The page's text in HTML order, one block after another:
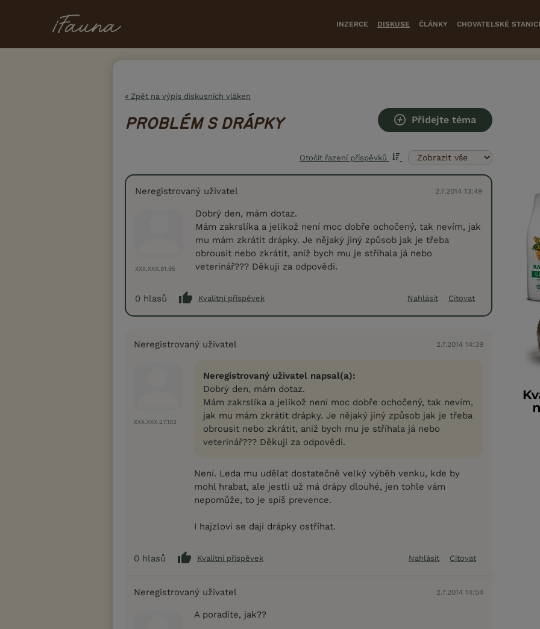
INZERCE DISKUSE ČLÁNKY CHOVATELSKÉ
« Zpět na výpis diskusních vláken
PROBLÉM S DRÁPKY Přidejte téma
Otočit řazení příspěvků
Neregistrovaný uživatel 2.7.2014 13:49
XXX.XXX.91.95
Dobrý den, mám dotaz.
Mám zakrslíka a jelikož není moc dobře ochočený, tak nevím, jak
mu mám zkrátit drápky. Je nějaký jiný způsob jak je třeba
obrousit nebo zkrátit, aniž bych mu je stříhala já nebo
veterinář??? Děkuji za odpovědi.
0 hlasů Kvalitní příspěvek Nahlásit Citovat
Neregistrovaný uživatel 2.7.2014 14:39
XXX.XXX.27.102
Neregistrovaný uživatel napsal(a):
Dobrý den, mám dotaz.
Mám zakrslíka a jelikož není moc dobře ochočený, tak nevím,
jak mu mám zkrátit drápky. Je nějaký jiný způsob jak je třeba
obrousit nebo zkrátit, aniž bych mu je stříhala já nebo
veterinář??? Děkuji za odpovědi.
Není. Leda mu udělat dostatečně velký výběh venku, kde by
mohl hrabat, ale jestli už má drápy dlouhé, jen tohle vám
nepomůže, to je spíš prevence.
I hajzlovi se dají drápky ostříhat.
0 hlasů Kvalitní příspěvek Nahlásit Citovat
Neregistrovaný uživatel 2.7.2014 14:54
A poradíte, jak??